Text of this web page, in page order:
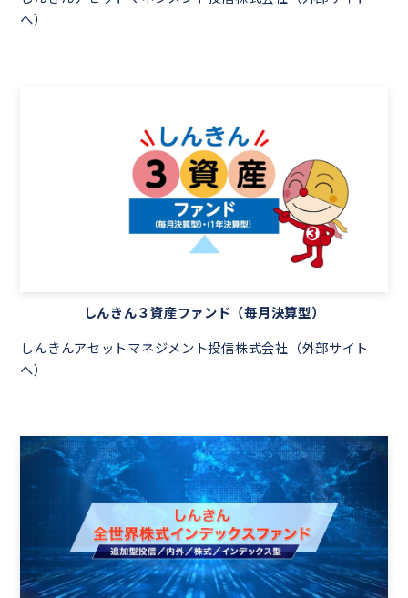
へ）
しんきん３資産ファンド（毎月決算型）
しんきんアセットマネジメント投信株式会社（外部サイト
へ）